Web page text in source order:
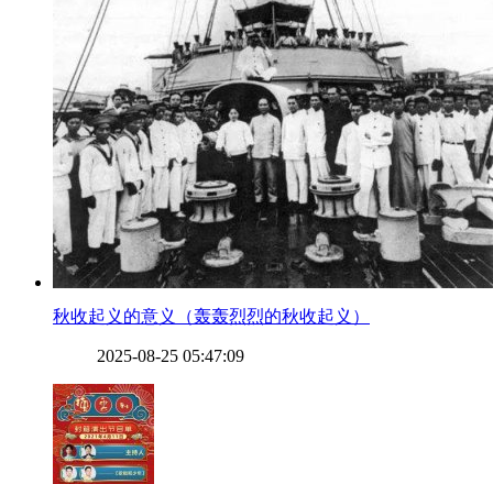
​秋收起义的意义（轰轰烈烈的秋收起义）
2025-08-25 05:47:09